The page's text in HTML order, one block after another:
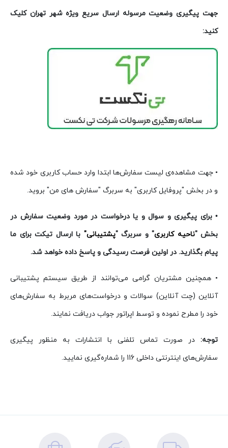
جهت پیگیری وضعیت مرسوله ارسال سریع ویژه شهر تهران کلیک
کنید:
• جهت مشاهده‌ی لیست سفارش‌ها ابتدا وارد حساب کاربری خود شده
و در بخش "پروفایل کاربری" به سربرگ "سفارش های من" بروید.
• برای پیگیری و سوال و یا درخواست در مورد وضعیت سفارش در
بخش "ناحیه کاربری" و سربرگ "پشتیبانی" با ارسال تیکت برای ما
پیام بگذارید. در اولین فرصت رسیدگی و پاسخ داده خواهد شد.
• همچنین مشتریان گرامی می‌توانند از طریق سیستم پشتیبانی
آنلاین (چت آنلاین) سوالات و درخواست‌های مربرط به سفارش‌های
خود را مطرح نموده و توسط اپراتور جواب دریافت نمایند.
توجه: در صورت تماس تلفنی با انتشارات به منظور پیگیری
سفارش‌های اینترنتی داخلی 116 را شماره‌گیری نمایید.